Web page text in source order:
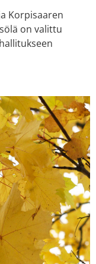
Korpisaaren
on valittu